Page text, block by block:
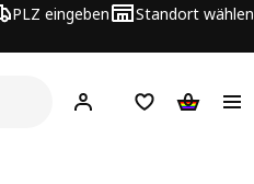
PLZ eingeben Standort wählen
Hej! Logge dich ein
Einkaufsliste